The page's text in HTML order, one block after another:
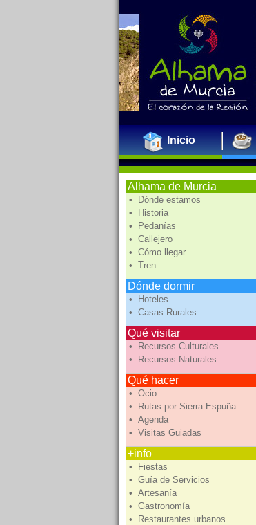
Inicio
Alhama de Murcia
• Dónde estamos
• Historia
• Pedanías
• Callejero
• Cómo llegar
• Tren
Dónde dormir
• Hoteles
• Casas Rurales
Qué visitar
• Recursos Culturales
• Recursos Naturales
Qué hacer
• Ocio
• Rutas por Sierra Espuña
• Agenda
• Visitas Guiadas
+info
• Fiestas
• Guía de Servicios
• Artesanía
• Gastronomía
• Restaurantes urbanos